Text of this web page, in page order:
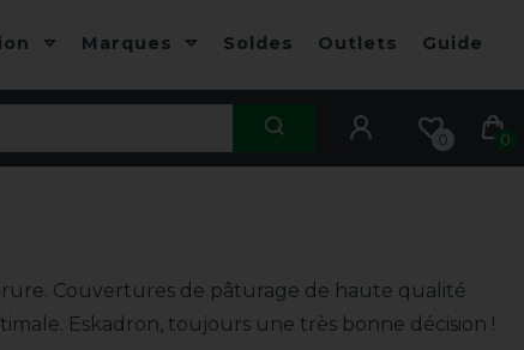
Marques Soldes Outlets Guide
0 0
Couvertures de pâturage de haute qualité
Eskadron, toujours une très bonne décision !